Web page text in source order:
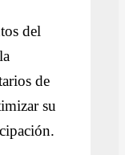
del
de
su